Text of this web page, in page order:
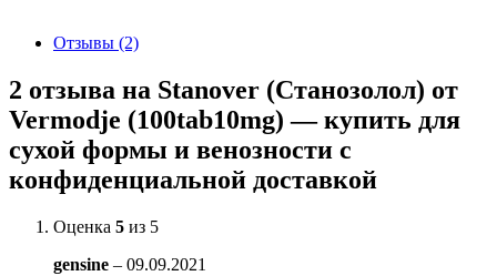
Отзывы (2)
2 отзыва на Stanover (Станозолол) от
Vermodje (100tab10mg) — купить для
сухой формы и венозности с
конфиденциальной доставкой
Оценка 5 из 5
gensine – 09.09.2021